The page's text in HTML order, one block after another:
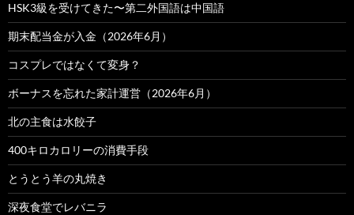
HSK3級を受けてきた〜第二外国語は中国語
期末配当金が入金（2026年6月）
コスプレではなくて変身？
ボーナスを忘れた家計運営（2026年6月）
北の主食は水餃子
400キロカロリーの消費手段
とうとう羊の丸焼き
深夜食堂でレバニラ